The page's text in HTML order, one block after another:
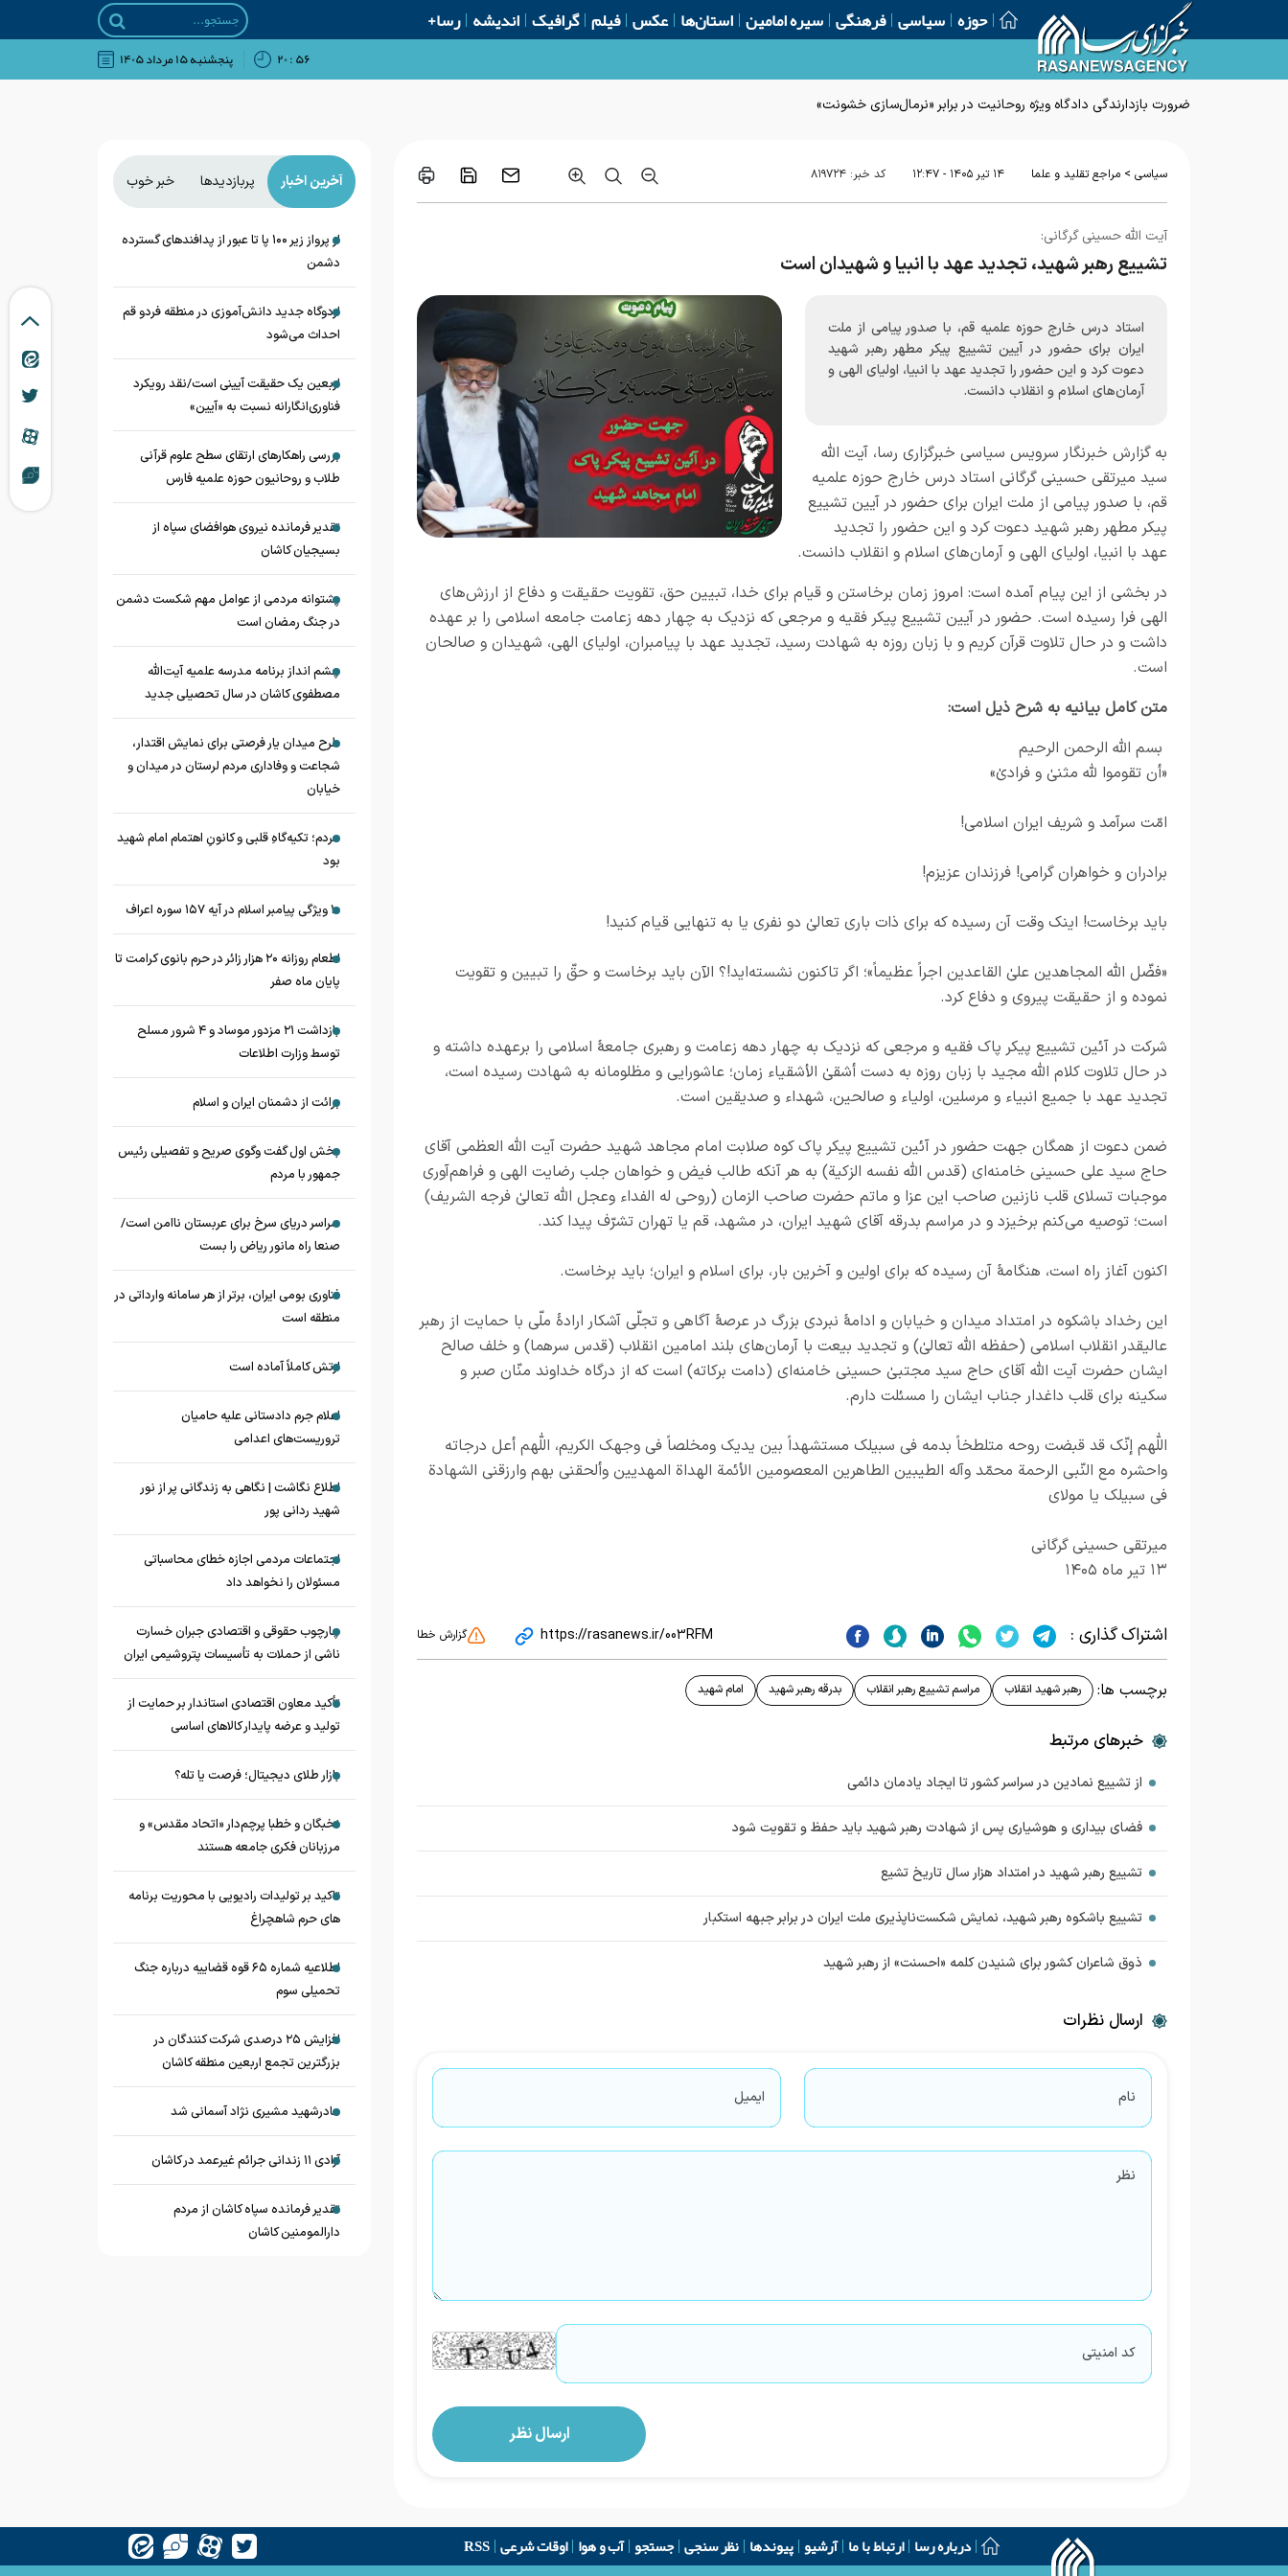
حوزه سیاسی فرهنگی سیره امامین استان‌ها عکس فیلم گرافیک اندیشه رسا+
۵۶ : ۲۰ پنجشنبه ۱۵ مرداد ۱۴۰۵
ضرورت بازدارندگی دادگاه ویژه روحانیت در برابر «نرمال‌سازی خشونت»
سیاسی > مراجع تقلید و علما ۱۴ تير ۱۴۰۵ - ۱۲:۴۷ کد خبر: ۸۱۹۷۲۴
آیت الله حسینی گرگانی:
تشییع رهبر شهید، تجدید عهد با انبیا و شهیدان است
استاد درس خارج حوزه علمیه قم، با صدور پیامی از ملت
ایران برای حضور در آیین تشییع پیکر مطهر رهبر شهید
دعوت کرد و این حضور را تجدید عهد با انبیا، اولیای الهی و
آرمان‌های اسلام و انقلاب دانست.
به گزارش خبرنگار سرویس سیاسی خبرگزاری رسا، آیت الله
سید میرتقی حسینی گرگانی استاد درس خارج حوزه علمیه
قم، با صدور پیامی از ملت ایران برای حضور در آیین تشییع
پیکر مطهر رهبر شهید دعوت کرد و این حضور را تجدید
عهد با انبیا، اولیای الهی و آرمان‌های اسلام و انقلاب دانست.
در بخشی از این پیام آمده است: امروز زمان برخاستن و قیام برای خدا، تبیین حق، تقویت حقیقت و دفاع از ارزش‌های
الهی فرا رسیده است. حضور در آیین تشییع پیکر فقیه و مرجعی که نزدیک به چهار دهه زعامت جامعه اسلامی را بر عهده
داشت و در حال تلاوت قرآن کریم و با زبان روزه به شهادت رسید، تجدید عهد با پیامبران، اولیای الهی، شهیدان و صالحان
است.
متن کامل بیانیه به شرح ذیل است:
بسم الله الرحمن الرحیم
«أن تقوموا لله مثنیٰ و فرادیٰ»
امّت سرآمد و شریف ایران اسلامی!
برادران و خواهران گرامی! فرزندان عزیزم!
باید برخاست! اینک وقت آن رسیده که برای ذات باری تعالیٰ دو نفری یا به تنهایی قیام کنید!
«فضّل الله المجاهدین علیٰ القاعدین اجراً عظیماً»؛ اگر تاکنون نشسته‌اید!؟ الآن باید برخاست و حقّ را تبیین و تقویت
نموده و از حقیقت پیروی و دفاع کرد.
شرکت در آئین تشییع پیکر پاک فقیه و مرجعی که نزدیک به چهار دهه زعامت و رهبری جامعهٔ اسلامی را برعهده داشته و
در حال تلاوت کلام الله مجید با زبان روزه به دست أشقیٰ الأشقیاء زمان؛ عاشورایی و مظلومانه به شهادت رسیده است،
تجدید عهد با جمیع انبیاء و مرسلین، اولیاء و صالحین، شهداء و صدیقین است.
ضمن دعوت از همگان جهت حضور در آئین تشییع پیکر پاک کوه صلابت امام مجاهد شهید حضرت آیت الله العظمی آقای
حاج سید علی حسینی خامنه‌ای (قدس الله نفسه الزکیة) به هر آنکه طالب فیض و خواهان جلب رضایت الهی و فراهم‌آوری
موجبات تسلای قلب نازنین صاحب این عزا و ماتم حضرت صاحب الزمان (روحي له الفداء وعجل الله تعالیٰ فرجه الشريف)
است؛ توصیه می‌کنم برخیزد و در مراسم بدرقه آقای شهید ایران، در مشهد، قم یا تهران تشرّف پیدا کند.
اکنون آغاز راه است، هنگامهٔ آن رسیده که برای اولین و آخرین بار، برای اسلام و ایران؛ باید برخاست.
این رخداد باشکوه در امتداد میدان و خیابان و ادامهٔ نبردی بزرگ در عرصهٔ آگاهی و تجلّی آشکار ارادهٔ ملّی با حمایت از رهبر
عالیقدر انقلاب اسلامی (حفظه الله تعالیٰ) و تجدید بیعت با آرمان‌های بلند امامین انقلاب (قدس سرهما) و خلف صالح
ایشان حضرت آیت الله آقای حاج سید مجتبیٰ حسینی خامنه‌ای (دامت برکاته) است که از درگاه خداوند منّان صبر و
سکینه برای قلب داغدار جناب ایشان را مسئلت دارم.
اللّٰهم إنّك قد قبضت روحه متلطخاً بدمه في سبیلك مستشهداً بین یدیك ومخلصاً في وجهك الکریم، اللّٰهم أعل درجاته
واحشره مع النّبي الرحمة محمّد وآله الطیبین الطاهرین المعصومین الأئمة الهداة المهدیین وألحقني بهم وارزقني الشهادة
في سبیلك یا مولاي
میرتقی حسینی گرگانی
۱۳ تیر ماه ۱۴۰۵
اشتراک گذاری : https://rasanews.ir/003RFM گزارش خطا
برچسب ها: رهبر شهید انقلاب مراسم تشییع رهبر انقلاب بدرقه رهبر شهید امام شهید
خبرهای مرتبط
از تشییع نمادین در سراسر کشور تا ایجاد یادمان دائمی
فضای بیداری و هوشیاری پس از شهادت رهبر شهید باید حفظ و تقویت شود
تشییع رهبر شهید در امتداد هزار سال تاریخ تشیع
تشییع باشکوه رهبر شهید، نمایش شکست‌ناپذیری ملت ایران در برابر جبهه استکبار
ذوق شاعران کشور برای شنیدن کلمه «احسنت» از رهبر شهید
ارسال نظرات
آخرین اخبار پربازدیدها خبر خوب
از پرواز زیر ۱۰۰ پا تا عبور از پدافند‌های گسترده
دشمن
اردوگاه جدید دانش‌آموزی در منطقه فردو قم
احداث می‌شود
اربعین یک حقیقت آیینی است/نقد رویکرد
فناوری‌انگارانه نسبت به «آیین»
بررسی راهکارهای ارتقای سطح علوم قرآنی
طلاب و روحانیون حوزه علمیه فارس
تقدیر فرمانده نیروی هوافضای سپاه از
بسیجیان کاشان
پشتوانه مردمی از عوامل مهم شکست دشمن
در جنگ رمضان است
چشم‌ انداز برنامه مدرسه علمیه آیت‌الله
مصطفوی کاشان در سال تحصیلی جدید
طرح میدان یار فرصتی برای نمایش اقتدار،
شجاعت و وفاداری مردم لرستان در میدان و
خیابان
مردم؛ تکیه‌گاهِ قلبی و کانونِ اهتمام امام شهید
بود
۱۰ ویژگی پیامبر اسلام در آیه ۱۵۷ سوره اعراف
اطعام روزانه ۲۰ هزار زائر در حرم بانوی کرامت تا
پایان ماه صفر
بازداشت ۲۱ مزدور موساد و ۴ شرور مسلح
توسط وزارت اطلاعات
برائت از دشمنان ایران و اسلام
بخش اول گفت وگوی صریح و تفصیلی رئیس
جمهور با مردم
سراسر دریای سرخ برای عربستان ناامن است/
صنعا راه مانور ریاض را بست
فناوری بومی ایران، برتر از هر سامانه وارداتی در
منطقه است
ارتش کاملاً آماده است
اعلام جرم دادستانی علیه حامیان
تروریست‌های اعدامی
اطلاع نگاشت | نگاهی به زندگانی پر از نور
شهید ردانی پور
اجتماعات مردمی اجازه خطای محاسباتی
مسئولان را نخواهد داد
چارچوب حقوقی و اقتصادی جبران خسارت
ناشی از حملات به تأسیسات پتروشیمی ایران
تأکید معاون اقتصادی استاندار بر حمایت از
تولید و عرضه پایدار کالاهای اساسی
بازار طلای دیجیتال؛ فرصت یا تله؟
نخبگان و خطبا پرچم‌دار «اتحاد مقدس» و
مرزبانان فکری جامعه هستند
تاکید بر تولیدات رادیویی با محوریت برنامه
های حرم شاهچراغ
اطلاعیه شماره ۶۵ قوه قضاییه درباره جنگ
تحمیلی سوم
افزایش ۲۵ درصدی شرکت کنندگان در
بزرگترین تجمع اربعین منطقه کاشان
مادرشهید مشیری نژاد آسمانی شد
آزادی ۱۱ زندانی جرائم غیرعمد در کاشان
تقدیر فرمانده سپاه کاشان از مردم
دارالمومنین کاشان
درباره رسا ارتباط با ما آرشیو پیوندها نظر سنجی جستجو آب و هوا اوقات شرعی RSS